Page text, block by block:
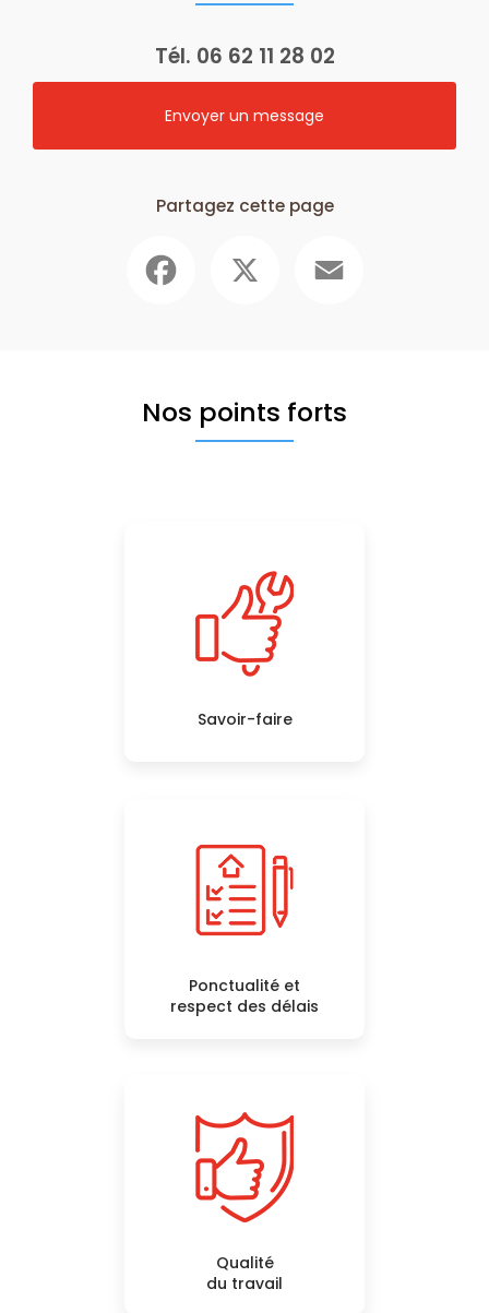
Tél. 06 62 11 28 02
Envoyer un message
Partagez cette page
Nos points forts
Savoir-faire
Ponctualité et
respect des délais
Qualité
du travail